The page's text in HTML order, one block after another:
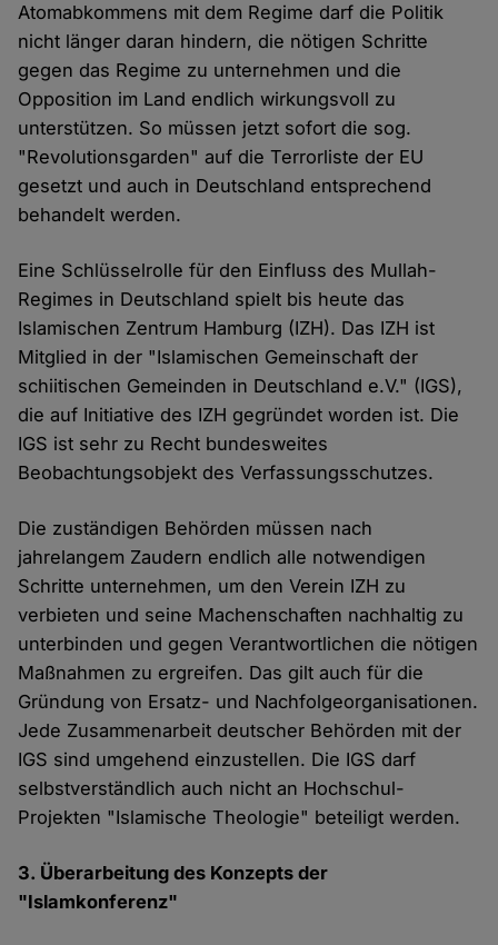
Atomabkommens mit dem Regime darf die Politik
nicht länger daran hindern, die nötigen Schritte
gegen das Regime zu unternehmen und die
Opposition im Land endlich wirkungsvoll zu
unterstützen. So müssen jetzt sofort die sog.
"Revolutionsgarden" auf die Terrorliste der EU
gesetzt und auch in Deutschland entsprechend
behandelt werden.
Eine Schlüsselrolle für den Einfluss des Mullah-
Regimes in Deutschland spielt bis heute das
Islamischen Zentrum Hamburg (IZH). Das IZH ist
Mitglied in der "Islamischen Gemeinschaft der
schiitischen Gemeinden in Deutschland e.V." (IGS),
die auf Initiative des IZH gegründet worden ist. Die
IGS ist sehr zu Recht bundesweites
Beobachtungsobjekt des Verfassungsschutzes.
Die zuständigen Behörden müssen nach
jahrelangem Zaudern endlich alle notwendigen
Schritte unternehmen, um den Verein IZH zu
verbieten und seine Machenschaften nachhaltig zu
unterbinden und gegen Verantwortlichen die nötigen
Maßnahmen zu ergreifen. Das gilt auch für die
Gründung von Ersatz- und Nachfolgeorganisationen.
Jede Zusammenarbeit deutscher Behörden mit der
IGS sind umgehend einzustellen. Die IGS darf
selbstverständlich auch nicht an Hochschul-
Projekten "Islamische Theologie" beteiligt werden.
3. Überarbeitung des Konzepts der
"Islamkonferenz"